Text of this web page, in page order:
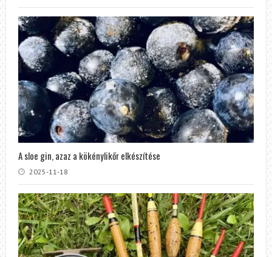
A sloe gin, azaz a kökénylikőr elkészítése
2025-11-18